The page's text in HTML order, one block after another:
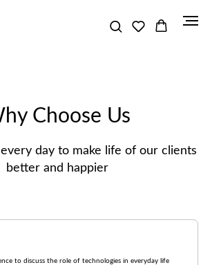
Choose Us
day to make life of our clients
better and happier
to discuss the role of technologies in everyday life